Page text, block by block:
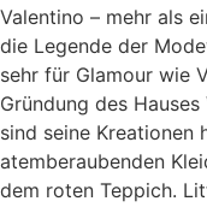
Valentino – mehr als
die Legende der
sehr für Glamour wie
Gründung des
sind seine Kreationen
atemberaubenden
dem roten Teppich.